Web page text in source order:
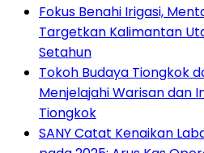
Fokus Benahi Irigasi,
Targetkan Kalimantan
Setahun
Tokoh Budaya Tiongkok
Menjelajahi Warisan dan
Tiongkok
SANY Catat Kenaikan